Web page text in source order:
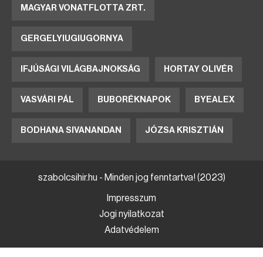
MAGYAR VONATFLOTTA ZRT.
GERGELYIUGIUGORNYA
IFJÚSÁGI VILÁGBAJNOKSÁG HORTAY OLIVÉR
VASVÁRI PÁL BUBORÉKNAPOK BYEALEX
BODHANA SIVANANDAN JÓZSA KRISZTIÁN
szabolcsihir.hu - Minden jog fenntartva! (2023)
Impresszum
Jogi nyilatkozat
Adatvédelem